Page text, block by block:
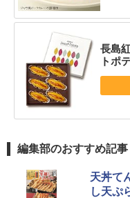
長島
トポ
編集部のおすすめ記事
天丼て
し天ぷ